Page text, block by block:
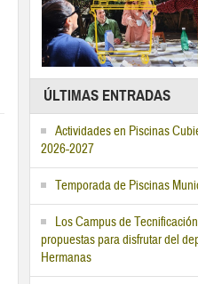
ÚLTIMAS ENTRADAS
Actividades en Piscinas
2026-2027
Temporada de Piscinas
Los Campus de
propuestas para disfrutar del
Hermanas